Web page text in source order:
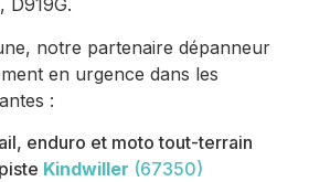
D919G.
notre partenaire dépanneur
en urgence dans les
:
enduro et moto tout-terrain
Kindwiller (67350)